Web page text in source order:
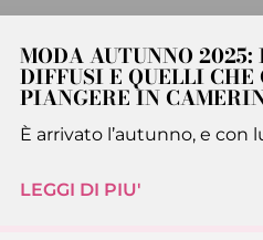
MODA AUTUNNO
DIFFUSI E QUELLI CHE
PIANGERE IN
È arrivato l’autunno, e con
LEGGI DI PIU'